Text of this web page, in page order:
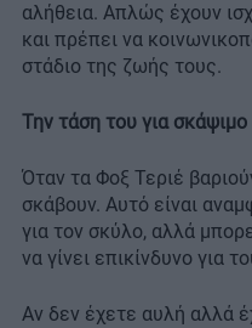
αλήθεια. Απλώς έχουν
και πρέπει να
στάδιο της ζωής τους.
Την τάση του για σκάψιμο
Όταν τα Φοξ Τεριέ
σκάβουν. Αυτό είναι
για τον σκύλο, αλλά
να γίνει επικίνδυνο για
Αν δεν έχετε αυλή αλλά